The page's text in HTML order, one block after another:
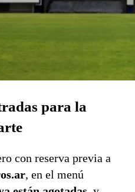
para la
con reserva previa a
, en el menú